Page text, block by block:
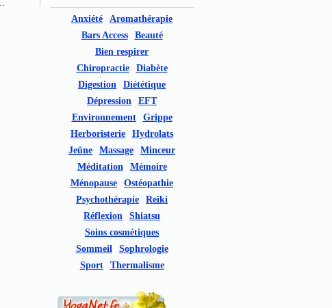
Anxiété
Aromathérapie
Bars Access
Beauté
Bien respirer
Chiropractie
Diabète
Digestion
Diététique
Dépression
EFT
Environnement
Grippe
Herboristerie
Hydrolats
Jeûne
Massage
Minceur
Méditation
Mémoire
Ménopause
Ostéopathie
Psychothérapie
Reiki
Réflexion
Shiatsu
Soins cosmétiques
Sommeil
Sophrologie
Sport
Thermalisme